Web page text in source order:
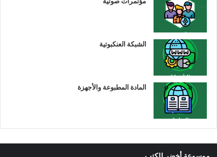
الشبكة العنكبوتية
المادة المطبوعة والأجهزة